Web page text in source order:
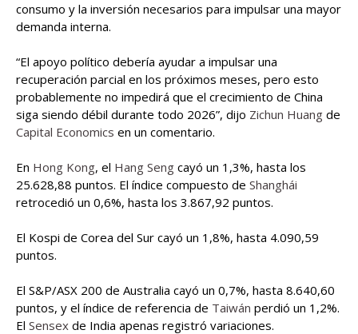
consumo y la inversión necesarios para impulsar una mayor
demanda interna.
“El apoyo político debería ayudar a impulsar una
recuperación parcial en los próximos meses, pero esto
probablemente no impedirá que el crecimiento de China
siga siendo débil durante todo 2026”, dijo Zichun Huang de
Capital Economics en un comentario.
En Hong Kong, el Hang Seng cayó un 1,3%, hasta los
25.628,88 puntos. El índice compuesto de Shanghái
retrocedió un 0,6%, hasta los 3.867,92 puntos.
El Kospi de Corea del Sur cayó un 1,8%, hasta 4.090,59
puntos.
El S&P/ASX 200 de Australia cayó un 0,7%, hasta 8.640,60
puntos, y el índice de referencia de Taiwán perdió un 1,2%.
El Sensex de India apenas registró variaciones.